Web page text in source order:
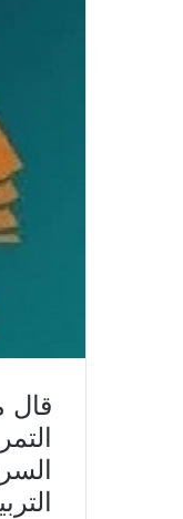
قال